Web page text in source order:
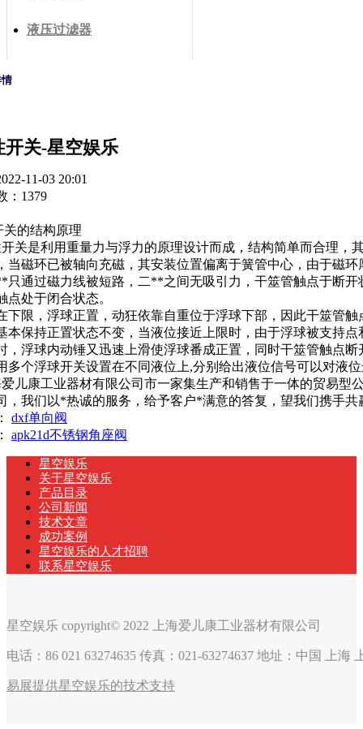
液压过滤器
开关-星空娱乐
11-03 20:01
：1379
关的结构原理
是利用重量力与浮力的原理设计而成，结构简单而合理，
当磁环已被轴向充磁，其安装位置偏离于簧管中心，由于磁
只通过磁力线被短路，二**之间无吸引力，干筮管触点于断
点处于闭合状态。
下限，浮球正置，动狂依靠自重位于浮球下部，因此干筮管
本保持正置状态不变，当液位接近上限时，由于浮球被支持
，浮球内动锤又迅速上滑使浮球番成正置，同时干筮管触点
多个浮球开关设置在不同液位上,分别给出液位信号可以对液
康工业器材有限公司市一家集生产和销售于一体的贸易型
，我们以*热诚的服务，给予客户*满意的答复，望我们携手共
dxf单向阀
apk21d不锈钢角座阀
星空娱乐
关于星空娱乐
产品目录
公司新闻
技术文章
成功案例
星空娱乐的人才招聘
联系星空娱乐
星空娱乐 copyright© 2022 上海爱儿康工业器材有限公司
电话：86 021 63274635 传真：021-63274637 地址：中国 上海
易展提供星空娱乐的技术支持